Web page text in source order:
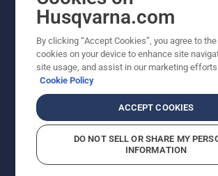
Autortiesības — 2022 Husqvarna AB
Husqvarna.com
By clicking “Accept Cookies”, you agree to
cookies on your device to enhance site
site usage, and assist in our marketing
Cookie Policy
ACCEPT COOKIES
DO NOT SELL OR SHARE MY
INFORMATION